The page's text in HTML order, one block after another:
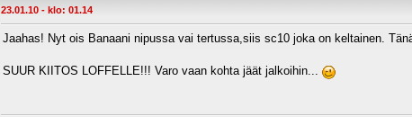
23.01.10 - klo: 01.14
Jaahas! Nyt ois Banaani nipussa vai tertussa,siis sc10 joka on keltainen.
SUUR KIITOS LOFFELLE!!! Varo vaan kohta jäät jalkoihin...